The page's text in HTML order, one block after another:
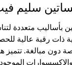
سليم
بأساليب متعددة
رقبة عالية
مبالغة. تتميز